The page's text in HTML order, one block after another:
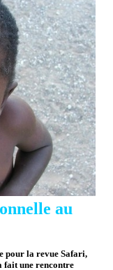
au
pour la revue Safari,
fait une rencontre